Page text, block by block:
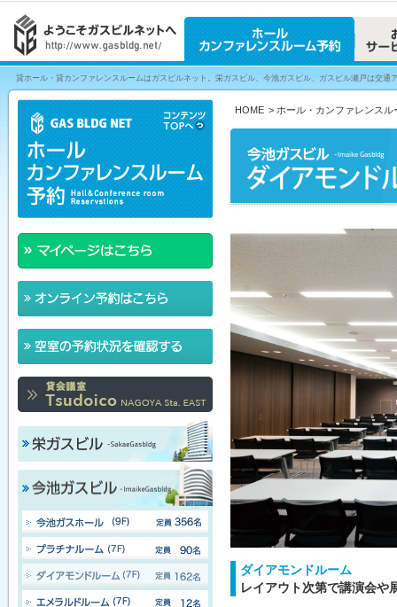
貸ホール・貸カンファレンスルームはガスビルネット。栄ガスビル、今池ガスビル、ガスビル瀬戸は交通
HOME > ホール・カンファレンスル
ダイアモンドルーム
レイアウト次第で講演会や